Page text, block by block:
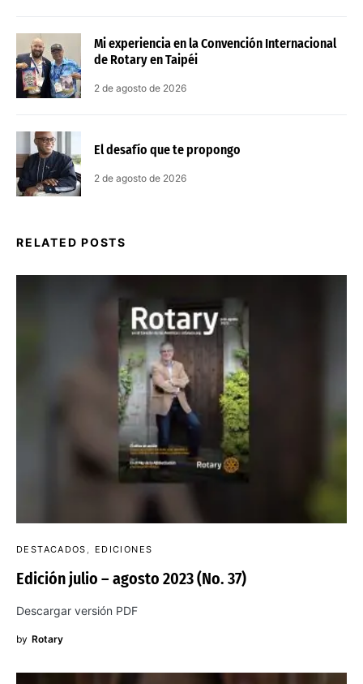
Mi experiencia en la Convención Internacional
de Rotary en Taipéi
2 de agosto de 2026
El desafío que te propongo
2 de agosto de 2026
RELATED POSTS
DESTACADOS EDICIONES
Edición julio – agosto 2023 (No. 37)
Descargar versión PDF
by Rotary